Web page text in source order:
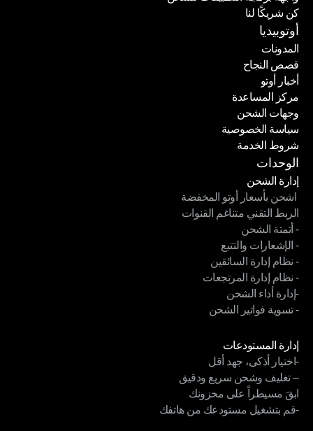
واجهة برمجة التطبيقات للشحن
كن شريكًا لنا
كن شريكًا لنا
أوتوبيديا
المدونات
المدونات
قصص النجاح
قصص النجاح
أخبار أوتو
أخبار أوتو
مركز المساعدة
مركز المساعدة
وجهات الشحن
وجهات الشحن
سياسة الخصوصية
سياسة الخصوصية
شروط الخدمة
شروط الخدمة
الوحدات
إدارة الشحن
إدارة الشحن
اشحن بأسعار أوتو المخفضة
اشحن بأسعار أوتو المخفضة
الربط التقني متناغم القنوات
الربط التقني متناغم القنوات
- أتمتة الشحن
- أتمتة الشحن
- الإشعارات والتتبع
- الإشعارات والتتبع
- نظام إدارة السائقين
- نظام إدارة السائقين
- نظام إدارة المرتجعات
- نظام إدارة المرتجعات
-إدارة أداء الشحن
-إدارة أداء الشحن
- تسوية فواتير الشحن
إدارة المستودعات
إدارة المستودعات
-اختيار أذكى، جهد أقل
-اختيار أذكى، جهد أقل
– تغليف وشحن سريع ودقيق
– تغليف وشحن سريع ودقيق
ابقَ مسيطراً على مخزونك
ابقَ مسيطراً على مخزونك
-قم بتشغيل مستودعك من هاتفك